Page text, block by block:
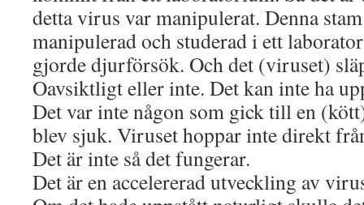
detta virus var manipulerat. Denna
manipulerad och studerad i ett
gjorde djurförsök. Och det (viruset)
Oavsiktligt eller inte. Det kan inte ha
Det var inte någon som gick till en
blev sjuk. Viruset hoppar inte direkt
Det är inte så det fungerar.
Det är en accelererad utveckling av